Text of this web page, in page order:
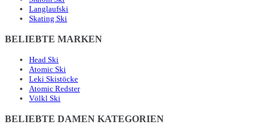
Langlaufski
Skating Ski
BELIEBTE MARKEN
Head Ski
Atomic Ski
Leki Skistöcke
Atomic Redster
Völkl Ski
BELIEBTE DAMEN KATEGORIEN